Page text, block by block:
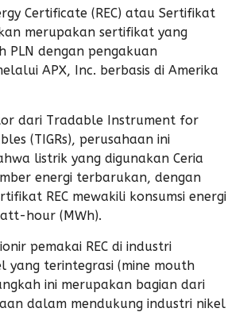
Certificate (REC) atau Sertifikat
merupakan sertifikat yang
PLN dengan pengakuan
APX, Inc. berbasis di Amerika
dari Tradable Instrument for
(TIGRs), perusahaan ini
listrik yang digunakan Ceria
energi terbarukan, dengan
REC mewakili konsumsi energi
hour (MWh).
pemakai REC di industri
yang terintegrasi (mine mouth
ini merupakan bagian dari
dalam mendukung industri nikel